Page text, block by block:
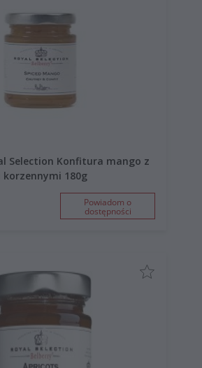
Selection Konfitura mango z
180g
Powiadom o
dostępności